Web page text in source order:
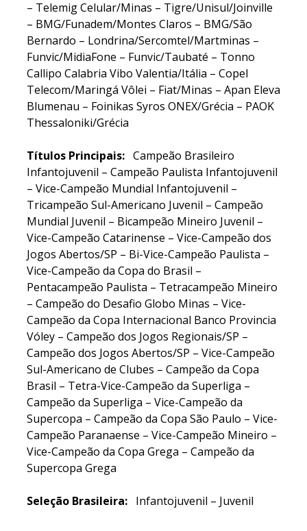
– Telemig Celular/Minas – Tigre/Unisul/Joinville
– BMG/Funadem/Montes Claros – BMG/São
Bernardo – Londrina/Sercomtel/Martminas –
Funvic/MidiaFone – Funvic/Taubaté – Tonno
Callipo Calabria Vibo Valentia/Itália – Copel
Telecom/Maringá Vôlei – Fiat/Minas – Apan Eleva
Blumenau – Foinikas Syros ONEX/Grécia – PAOK
Thessaloniki/Grécia
Títulos Principais: Campeão Brasileiro
Infantojuvenil – Campeão Paulista Infantojuvenil
– Vice-Campeão Mundial Infantojuvenil –
Tricampeão Sul-Americano Juvenil – Campeão
Mundial Juvenil – Bicampeão Mineiro Juvenil –
Vice-Campeão Catarinense – Vice-Campeão dos
Jogos Abertos/SP – Bi-Vice-Campeão Paulista –
Vice-Campeão da Copa do Brasil –
Pentacampeão Paulista – Tetracampeão Mineiro
– Campeão do Desafio Globo Minas – Vice-
Campeão da Copa Internacional Banco Provincia
Vóley – Campeão dos Jogos Regionais/SP –
Campeão dos Jogos Abertos/SP – Vice-Campeão
Sul-Americano de Clubes – Campeão da Copa
Brasil – Tetra-Vice-Campeão da Superliga –
Campeão da Superliga – Vice-Campeão da
Supercopa – Campeão da Copa São Paulo – Vice-
Campeão Paranaense – Vice-Campeão Mineiro –
Vice-Campeão da Copa Grega – Campeão da
Supercopa Grega
Seleção Brasileira: Infantojuvenil – Juvenil